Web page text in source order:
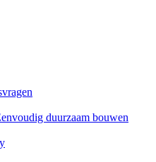
duurzaam bouwen